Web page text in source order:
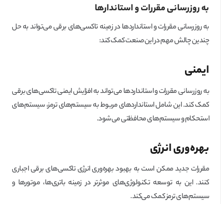
به روز‌رسانی مقررات و استاندارها
به روز‌رسانی مقررات و استانداردها در زمینه تاکسی‌های برقی می‌تواند به حل
چندین چالش مهم در این صنعت کمک کند:
ایمنی
به روز‌رسانی مقررات و استانداردها می‌تواند به افزایش ایمنی تاکسی‌های برقی
کمک کند. این شامل استانداردهای مربوط به سیستم‌های ترمز، سیستم‌های
استحکام و سیستم‌های محافظتی می‌شود.
بهره‌وری انرژی
مقررات جدید ممکن است به بهبود بهره‌وری انرژی تاکسی‌های برقی اجباری
کنند. این به توسعه تکنولوژی‌های موثرتر در زمینه باتری‌ها، موتورها و
سیستم‌های ترمز کمک می‌کند.